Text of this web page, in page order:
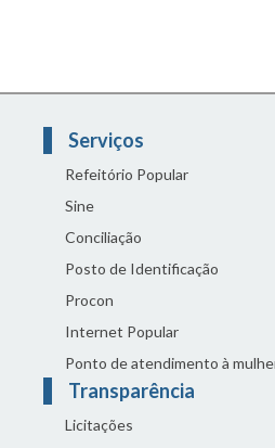
Serviços
Refeitório Popular
Sine
Conciliação
Posto de Identificação
Procon
Internet Popular
Ponto de atendimento à
Transparência
Licitações